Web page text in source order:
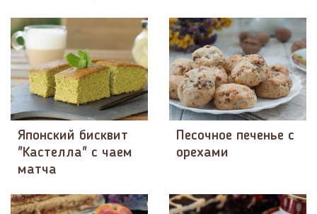
Японский бисквит
"Кастелла" с чаем
матча
Песочное печенье с
орехами